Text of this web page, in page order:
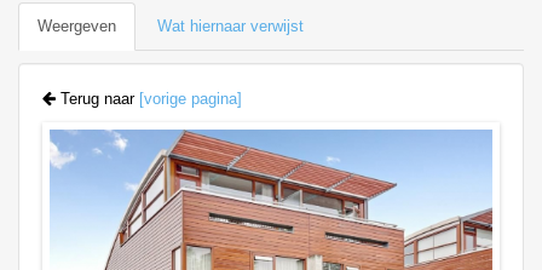
Primaire
tabs
Weergeven (actieve
tabblad)
Wat hiernaar verwijst
Terug naar [vorige pagina]